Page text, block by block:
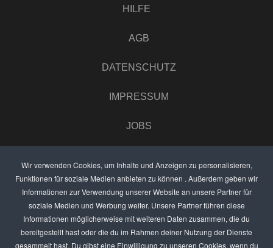
Wir verwenden Cookies, um Inhalte und Anzeigen zu personalisieren,
Funktionen für soziale Medien anbieten zu können . Außerdem geben wir
Informationen zur Verwendung unserer Website an unsere Partner für
soziale Medien und Werbung weiter. Unsere Partner führen diese
Informationen möglicherweise mit weiteren Daten zusammen, die du
bereitgestellt hast oder die du im Rahmen deiner Nutzung der Dienste
gesammelt hast. Du gibst eine Einwilligung zu unseren Cookies, wenn du
HILFE
AGB
DATENSCHUTZ
IMPRESSUM
JOBS
ANZEIGEN PREISE
BEWERTET UNS
KONTAKT